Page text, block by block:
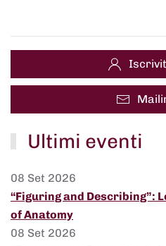
Ultimi eventi
08 Set 2026
“Figuring and Describing”:
of Anatomy
08 Set 2026